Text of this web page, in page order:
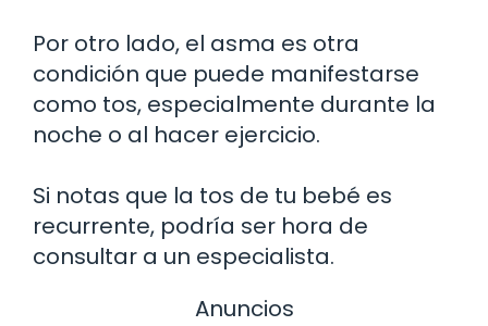
Por otro lado, el asma es otra
condición que puede manifestarse
como tos, especialmente durante la
noche o al hacer ejercicio.
Si notas que la tos de tu bebé es
recurrente, podría ser hora de
consultar a un especialista.
Anuncios